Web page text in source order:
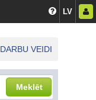
LV
DARBU VEIDI
Meklēt